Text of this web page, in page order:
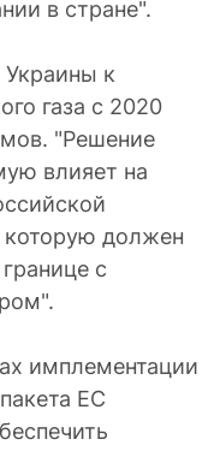
в стране".
Украины к
газа с 2020
"Решение
влияет на
которую должен
с
имплементации
ЕС